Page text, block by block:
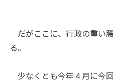
だがここに、行政の重い
る。
少なくとも今年４月に今